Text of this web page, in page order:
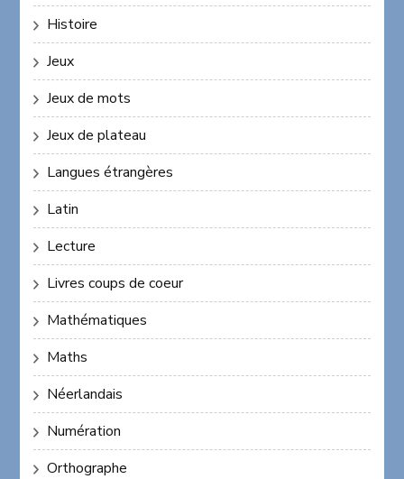
Histoire
Jeux
Jeux de mots
Jeux de plateau
Langues étrangères
Latin
Lecture
Livres coups de coeur
Mathématiques
Maths
Néerlandais
Numération
Orthographe